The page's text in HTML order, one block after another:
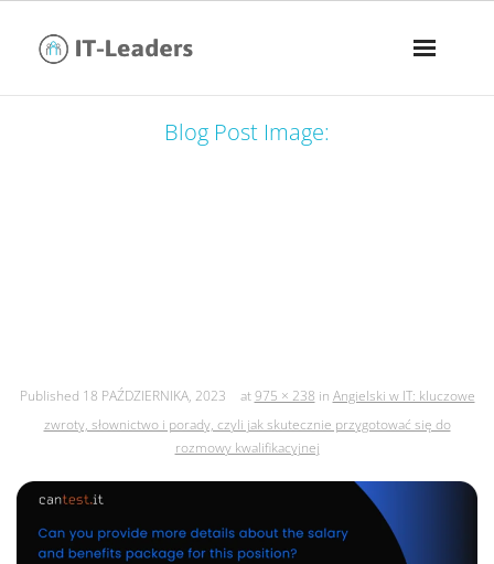
Blog Post Image:
Published 18 PAŹDZIERNIKA, 2023 at975 × 238 in Angielski w IT: kluczowe
zwroty, słownictwo i porady, czyli jak skutecznie przygotować się do
rozmowy kwalifikacyjnej